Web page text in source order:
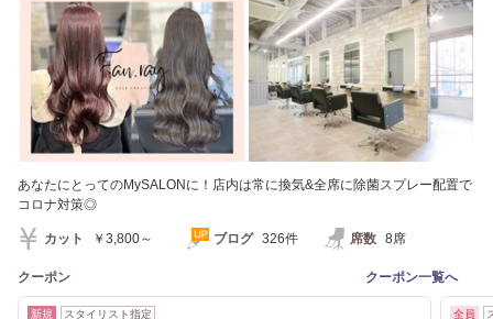
あなたにとってのMySALONに！店内は常に換気&全席に除菌スプレー配置で
コロナ対策◎
カット ￥3,800～ ブログ 326件 席数 8席
クーポン クーポン一覧へ
新規 スタイリスト指定 全員